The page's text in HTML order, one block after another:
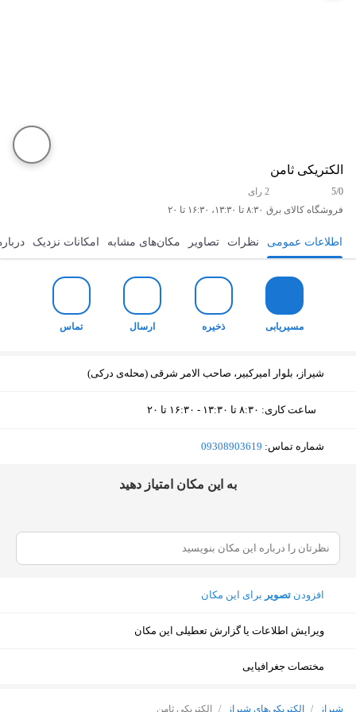
الکتریکی ثامن
5/0
2 رای
فروشگاه کالای برق ۸:۳۰ تا ۱۳:۳۰، ۱۶:۳۰ تا ۲۰
مسیریابی ذخیره ارسال تماس اطلاعات عمومی نظرات تصاویر مکان‌های مشابه امکانات نزدیک
مسیریابی ذخیره ارسال تماس
شیراز، بلوار امیرکبیر، صاحب الامر شرقی (محله‌ی درکی)
ساعت کاری: ۸:۳۰ تا ۱۳:۳۰ - ۱۶:۳۰ تا ۲۰
یکشنبه ۸:۳۰ تا ۱۳:۳۰ - ۱۶:۳۰ تا ۲۰
شماره تماس: ‎09308903619
ﺑﻪ اﯾﻦ ﻣﮑﺎن اﻣﺘﯿﺎز دﻫﯿﺪ
افزودن تصویر برای این مکان
ویرایش اطلاعات یا گزارش تعطیلی این مکان
مختصات جغرافیایی
شیراز / الکتریکی‌های شیراز / الکتریکی ثامن